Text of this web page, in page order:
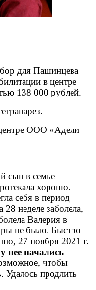
для Пашинцева
в центре
138 000 рублей.
центре ООО «Адели
сын в семье
хорошо.
себя в период
неделе заболела,
Валерия в
не было. Быстро
27 ноября 2021 г.
нее начались
чтобы
Удалось продлить